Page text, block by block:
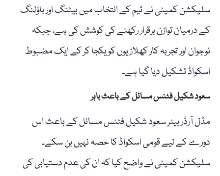
سلیکشن کمیٹی نے ٹیم کے انتخاب میں بیٹنگ اور باؤلنگ
کے درمیان توازن برقرار رکھنے کی کوشش کی ہے، جبکہ
نوجوان اور تجربہ کار کھلاڑیوں کو یکجا کر کے ایک مضبوط
اسکواڈ تشکیل دیا گیا ہے۔
سعود شکیل فٹنس مسائل کے باعث باہر
مڈل آرڈر بیٹر سعود شکیل فٹنس مسائل کے باعث اس
دورے کے لیے قومی اسکواڈ کا حصہ نہیں بن سکے۔
سلیکشن کمیٹی نے واضح کیا کہ ان کی عدم دستیابی کی